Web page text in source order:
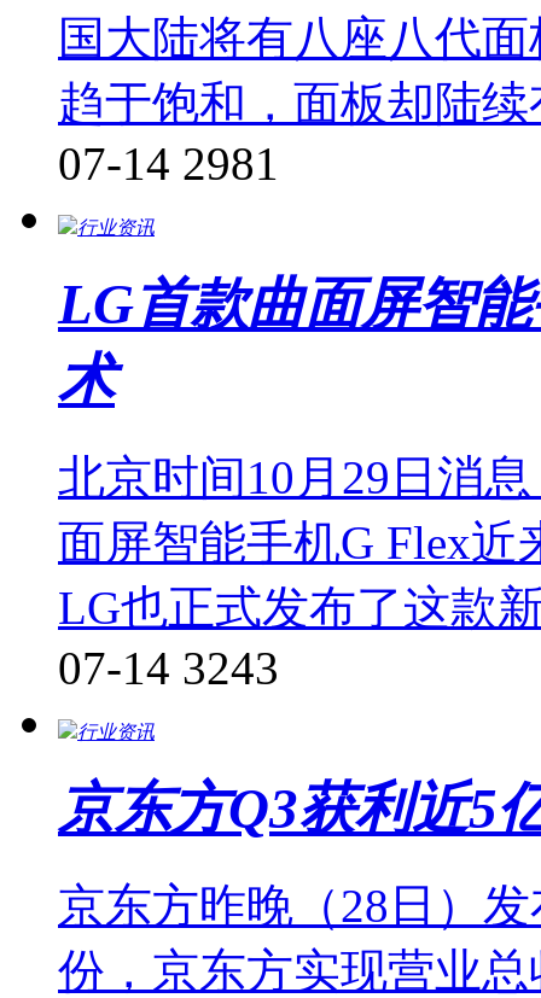
国大陆将有八座八代
趋于饱和，面板却陆
07-14 2981
行业资讯
LG首款曲面屏智
术
北京时间10月29日消
面屏智能手机G Flex
LG也正式发布了这款
07-14 3243
行业资讯
京东方Q3获利近5
京东方昨晚（28日）
份，京东方实现营业